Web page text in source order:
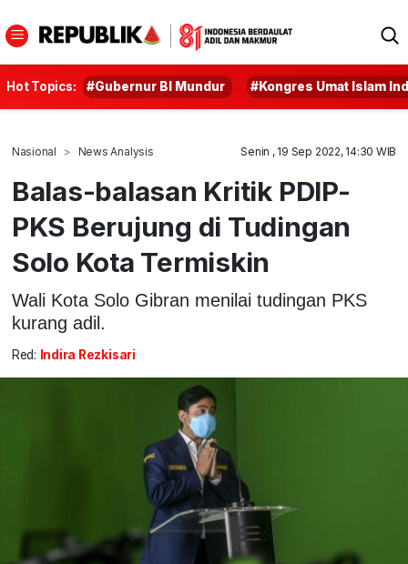
Hot Topics: #Gubernur BI Mundur #Kongres Umat Islam
Nasional News Analysis Senin , 19 Sep 2022, 14:30 WIB
Balas-balasan Kritik PDIP-
PKS Berujung di Tudingan
Solo Kota Termiskin
Wali Kota Solo Gibran menilai tudingan PKS
kurang adil.
Red: Indira Rezkisari